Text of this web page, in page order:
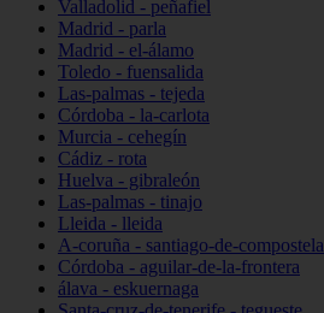
Valladolid - peñafiel
Madrid - parla
Madrid - el-álamo
Toledo - fuensalida
Las-palmas - tejeda
Córdoba - la-carlota
Murcia - cehegín
Cádiz - rota
Huelva - gibraleón
Las-palmas - tinajo
Lleida - lleida
A-coruña - santiago-de-compostela
Córdoba - aguilar-de-la-frontera
álava - eskuernaga